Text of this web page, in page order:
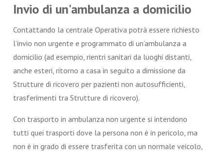
Invio di un'ambulanza a domicilio
Contattando la centrale Operativa potrà essere richiesto
l’invio non urgente e programmato di un’ambulanza a
domicilio (ad esempio, rientri sanitari da luoghi distanti,
anche esteri, ritorno a casa in seguito a dimissione da
Strutture di ricovero per pazienti non autosufficienti,
trasferimenti tra Strutture di ricovero).
Con trasporto in ambulanza non urgente si intendono
tutti quei trasporti dove la persona non è in pericolo, ma
non è in grado di essere trasferita con un normale veicolo,